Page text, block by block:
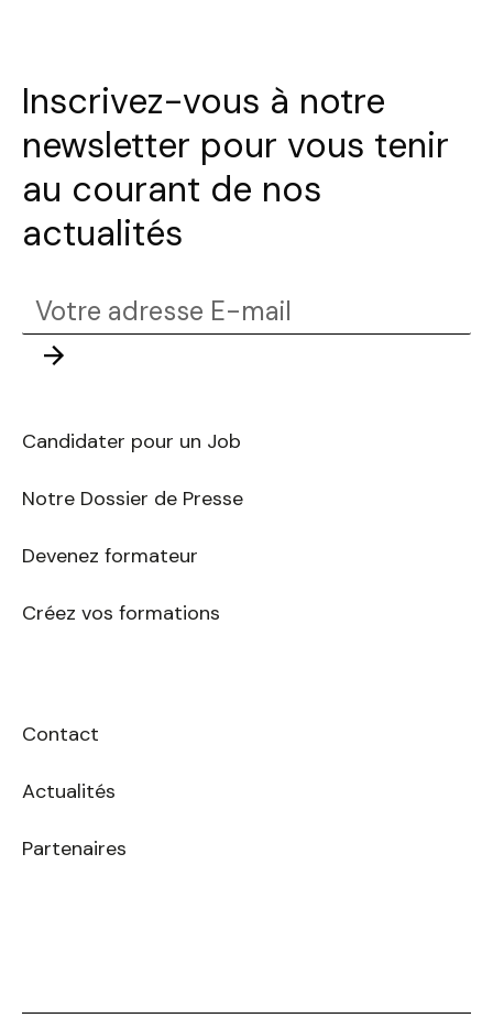
Inscrivez-vous à notre
newsletter pour vous tenir
au courant de nos
actualités
Votre
adresse
E-
Envoyer
Candidater pour un Job
Notre Dossier de Presse
Devenez formateur
Créez vos formations
Contact
Actualités
Partenaires